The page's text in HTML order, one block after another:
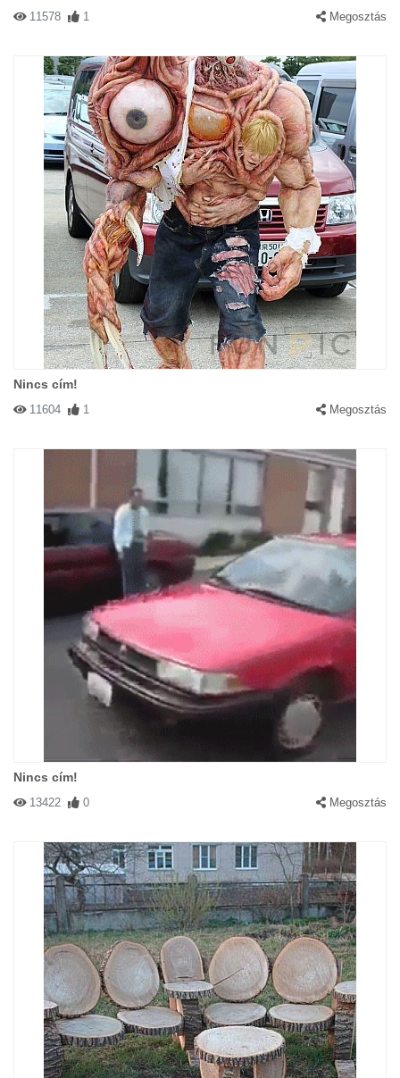
11578 1 Megosztás
Nincs cím!
11604 1 Megosztás
Nincs cím!
13422 0 Megosztás